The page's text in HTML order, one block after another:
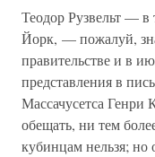
Теодор Рузвельт —
Йорк, — пожалуй,
правительстве и в
представления в
Массачусетса Генри
обещать, ни тем
кубинцам нельзя;